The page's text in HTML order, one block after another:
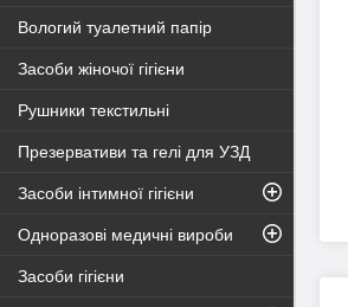
Вологий туалетний папір
Засоби жіночої гігієни
Рушники текстильні
Презервативи та гелі для УЗД
Засоби інтимної гігієни
Одноразові медичні вироби
Засоби гігієни